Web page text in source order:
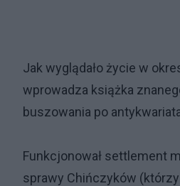
Jak wyglądało życie w
wprowadza książka
buszowania po
Funkcjonował settlement
sprawy Chińczyków